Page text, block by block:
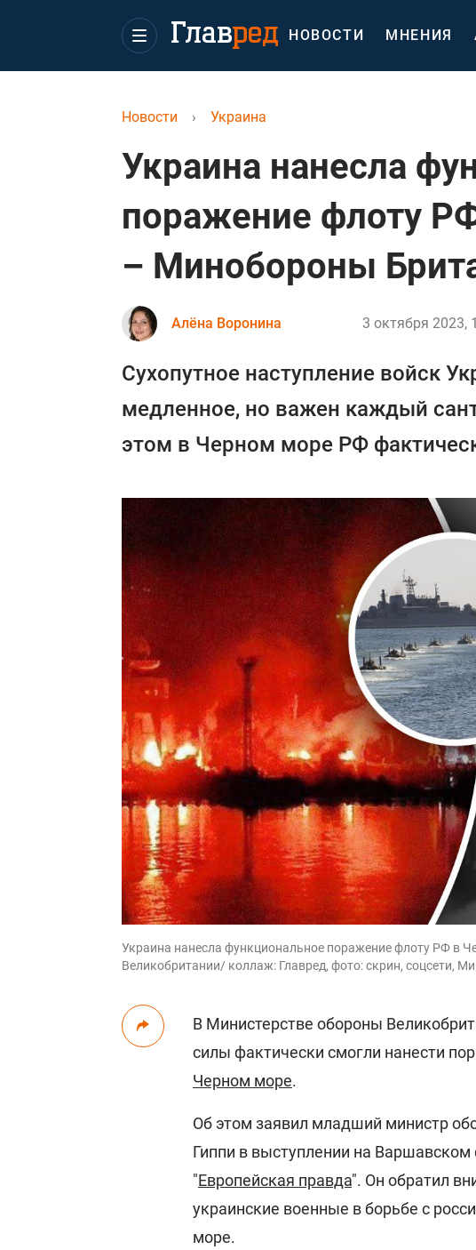
НОВОСТИ МНЕНИЯ
Новости › Украина
Украина нанесла
поражение флоту
– Минобороны
Алёна Воронина 3 октября 2023,
Сухопутное наступление войск
медленное, но важен каждый
этом в Черном море РФ
Украина нанесла функциональное поражение флоту РФ в
Великобритании/ коллаж: Главред, фото: скрин, соцсети,
В Министерстве обороны
силы фактически смогли нанести
Черном море.
Об этом заявил младший министр
Гиппи в выступлении на
"Европейская правда". Он обратил
украинские военные в борьбе с
море.